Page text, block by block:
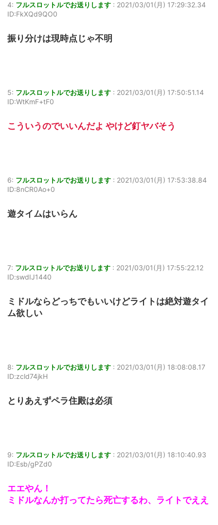
4: フルスロットルでお送りします : 2021/03/01(月) 17:29:32.34
ID:FkXQd9QO0
振り分けは現時点じゃ不明
5: フルスロットルでお送りします : 2021/03/01(月) 17:50:51.14
ID:WtKmF+tF0
こういうのでいいんだよ やけど釘ヤバそう
6: フルスロットルでお送りします : 2021/03/01(月) 17:53:38.84
ID:8nCR0Ao+0
遊タイムはいらん
7: フルスロットルでお送りします : 2021/03/01(月) 17:55:22.12
ID:swdIJ1440
ミドルならどっちでもいいけどライトは絶対遊タイ
ム欲しい
8: フルスロットルでお送りします : 2021/03/01(月) 18:08:08.17
ID:zcld74jkH
とりあえずペラ住殿は必須
9: フルスロットルでお送りします : 2021/03/01(月) 18:10:40.93
ID:Esb/gPZd0
エエやん！
ミドルなんか打ってたら死亡するわ、ライトでええ